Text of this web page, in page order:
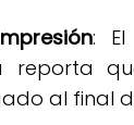
:
reporta
al final